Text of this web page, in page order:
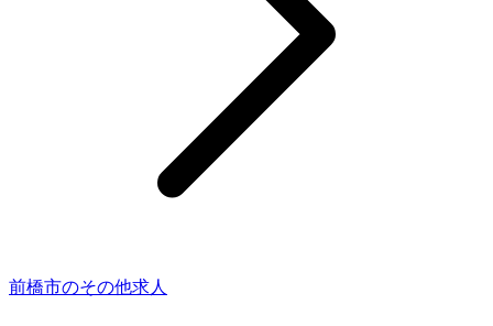
前橋市のその他求人